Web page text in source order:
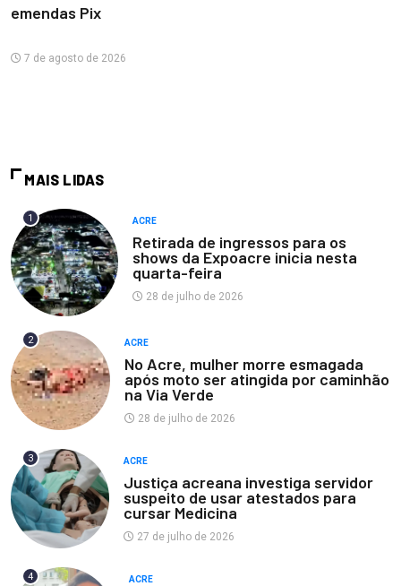
emendas Pix
7 de agosto de 2026
MAIS LIDAS
1 ACRE
Retirada de ingressos para os
shows da Expoacre inicia nesta
quarta-feira
28 de julho de 2026
2 ACRE
No Acre, mulher morre esmagada
após moto ser atingida por caminhão
na Via Verde
28 de julho de 2026
3 ACRE
Justiça acreana investiga servidor
suspeito de usar atestados para
cursar Medicina
27 de julho de 2026
4 ACRE